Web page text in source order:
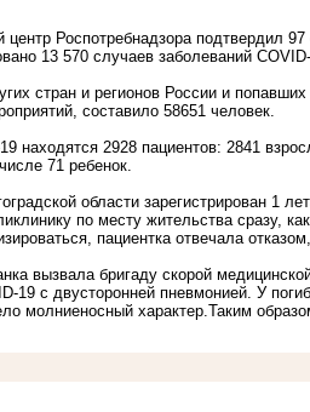
Роспотребнадзора подтвердил
13 570 случаев заболеваний COVID-
стран и регионов России и
составило 58651 человек.
находятся 2928 пациентов: 2841
71 ребенок.
области зарегистрирован 1
по месту жительства сразу,
пациентка отвечала
вызвала бригаду скорой
19 с двусторонней пневмонией. У
молниеносный характер.Таким